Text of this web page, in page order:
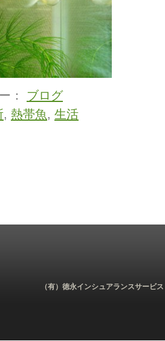
： ブログ
, 熱帯魚, 生活
（有）徳永インシュアランスサービス